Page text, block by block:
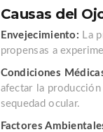
Causas del
Envejecimiento: La
propensas a
Condiciones
afectar la
sequedad ocular.
Factores